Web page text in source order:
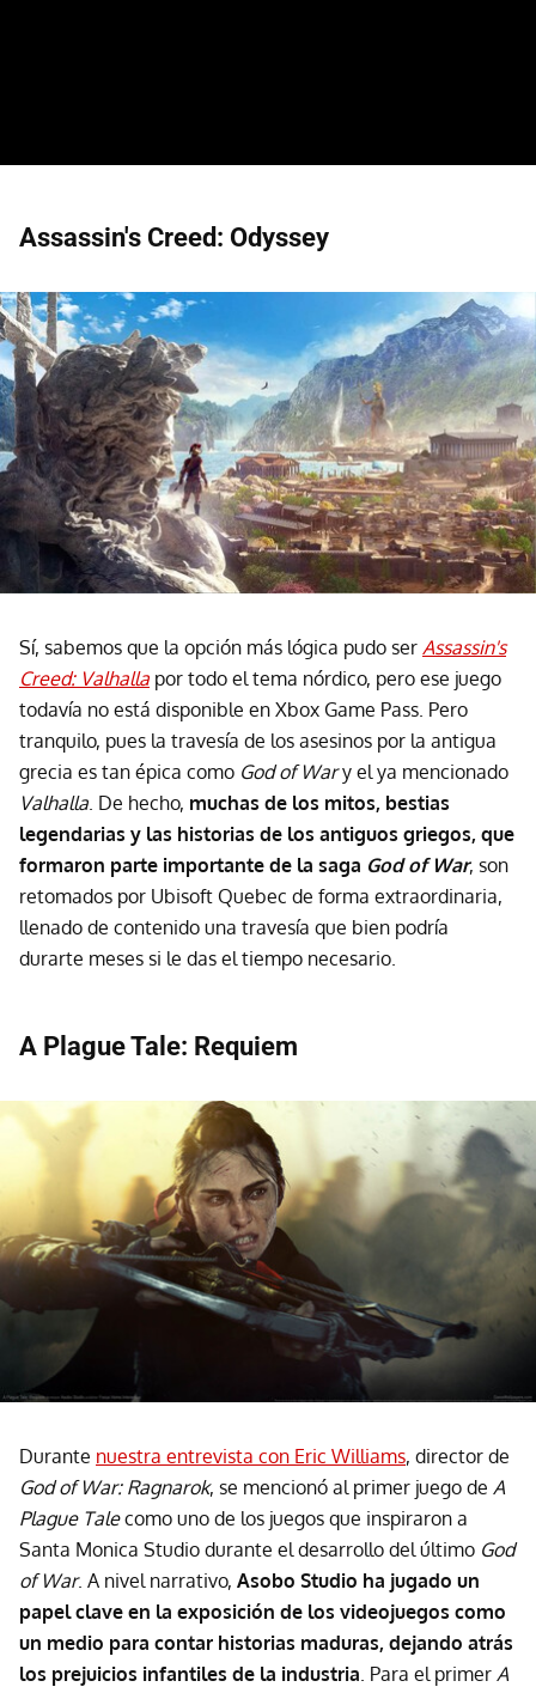
Assassin's Creed: Odyssey
Sí, sabemos que la opción más lógica pudo ser Assassin's
Creed: Valhalla por todo el tema nórdico, pero ese juego
todavía no está disponible en Xbox Game Pass. Pero
tranquilo, pues la travesía de los asesinos por la antigua
grecia es tan épica como God of Wary el ya mencionado
Valhalla . De hecho, muchas de los mitos, bestias
legendarias y las historias de los antiguos griegos, que
formaron parte importante de la saga God of War, son
retomados por Ubisoft Quebec de forma extraordinaria,
llenado de contenido una travesía que bien podría
durarte meses si le das el tiempo necesario.
A Plague Tale: Requiem
Durante nuestra entrevista con Eric Williams, director de
God of War: Ragnarok, se mencionó al primer juego de A
Plague Talecomo uno de los juegos que inspiraron a
Santa Monica Studio durante el desarrollo del último God
of War. A nivel narrativo, Asobo Studio ha jugado un
papel clave en la exposición de los videojuegos como
un medio para contar historias maduras, dejando atrás
los prejuicios infantiles de la industria . Para el primer A